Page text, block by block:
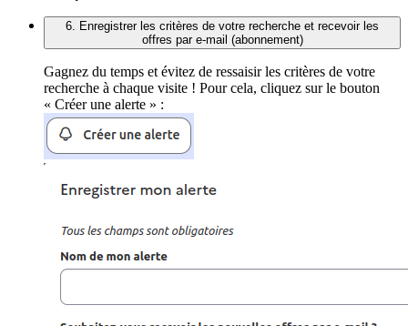
6. Enregistrer les critères de votre recherche et recevoir les
offres par e-mail (abonnement)
Gagnez du temps et évitez de ressaisir les critères de votre
recherche à chaque visite ! Pour cela, cliquez sur le bouton
« Créer une alerte » :